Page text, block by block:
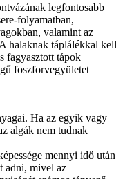
legfontosabb
folyamatban,
valamint az
halaknak táplálékkal kell
fagyasztott tápok
foszforvegyületet
Ha az egyik vagy
algák nem tudnak
mennyi idő után
adni, mivel az